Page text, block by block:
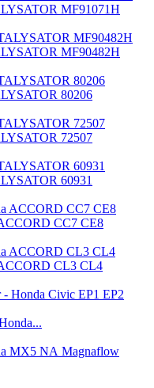
MF91071H
MF90482H
80206
72507
60931
CC7 CE8
CL3 CL4
Magnaflow